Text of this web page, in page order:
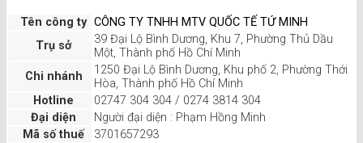
Tên công ty CÔNG TY TNHH MTV QUỐC TẾ TỨ MINH
Trụ sở
39 Đại Lộ Bình Dương, Khu 7, Phường Thủ Dầu
Một, Thành phố Hồ Chí Minh
Chi nhánh
1250 Đại Lộ Bình Dương, Khu phố 2, Phường Thới
Hòa, Thành phố Hồ Chí Minh
Hotline
02747 304 304 / 0274 3814 304
Đại diện
Người đại diện : Phạm Hồng Minh
Mã số thuế
3701657293